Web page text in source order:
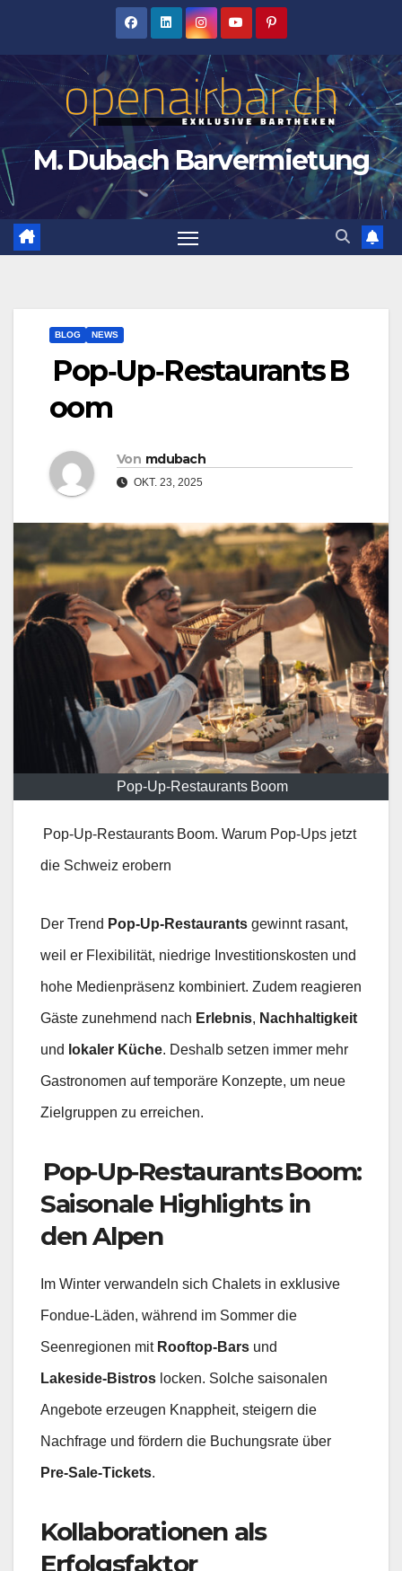
M. Dubach Barvermietung
BLOG NEWS
Pop‑Up‑Restaurants B
oom
Von mdubach
OKT. 23, 2025
Pop‑Up‑Restaurants Boom
Pop‑Up‑Restaurants Boom. Warum Pop‑Ups jetzt
die Schweiz erobern
Der Trend Pop‑Up‑Restaurants gewinnt rasant,
weil er Flexibilität, niedrige Investitionskosten und
hohe Medienpräsenz kombiniert. Zudem reagieren
Gäste zunehmend nach Erlebnis, Nachhaltigkeit
und lokaler Küche. Deshalb setzen immer mehr
Gastronomen auf temporäre Konzepte, um neue
Zielgruppen zu erreichen.
Pop‑Up‑Restaurants Boom:
Saisonale Highlights in
den Alpen
Im Winter verwandeln sich Chalets in exklusive
Fondue‑Läden, während im Sommer die
Seenregionen mit Rooftop‑Bars und
Lakeside‑Bistros locken. Solche saisonalen
Angebote erzeugen Knappheit, steigern die
Nachfrage und fördern die Buchungsrate über
Pre‑Sale‑Tickets.
Kollaborationen als
Erfolgsfaktor